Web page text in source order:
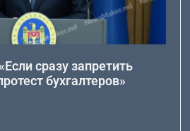
сразу запретить
бухгалтеров»